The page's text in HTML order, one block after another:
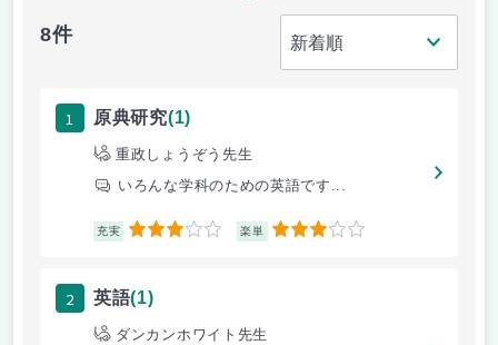
8件
1 原典研究(1)
重政しょうぞう先生
いろんな学科のための英語です...
充実 3 楽単 3
2 英語(1)
ダンカンホワイト先生